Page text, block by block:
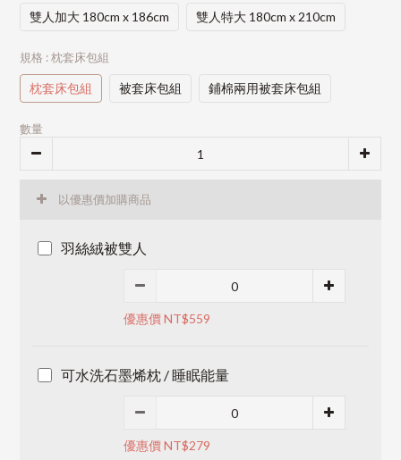
雙人加大 180cm x 186cm 雙人特大 180cm x 210cm
規格 : 枕套床包組
枕套床包組 被套床包組 鋪棉兩用被套床包組
數量
以優惠價加購商品
羽絲絨被雙人
優惠價 NT$559
可水洗石墨烯枕 / 睡眠能量
優惠價 NT$279